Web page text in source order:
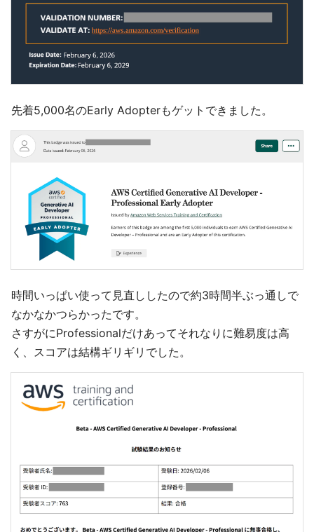
先着5,000名のEarly Adopterもゲットできました。
時間いっぱい使って見直ししたので約3時間半ぶっ通しで
なかなかつらかったです。
さすがにProfessionalだけあってそれなりに難易度は高
く、スコアは結構ギリギリでした。